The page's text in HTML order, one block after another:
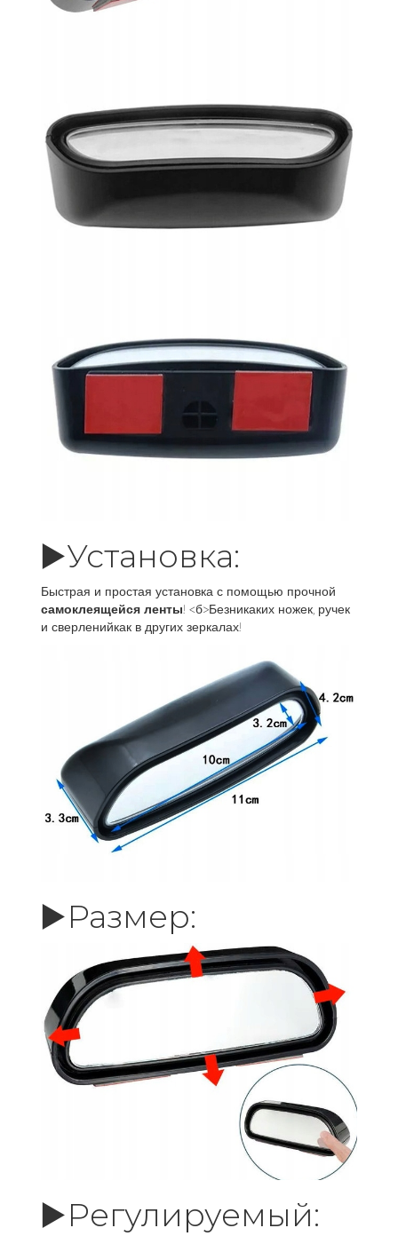
▶️Установка:
Быстрая и простая установка с помощью прочной
самоклеящейся ленты! <б>Безникаких ножек, ручек
и сверленийкак в других зеркалах!
▶️Размер:
▶️Регулируемый: